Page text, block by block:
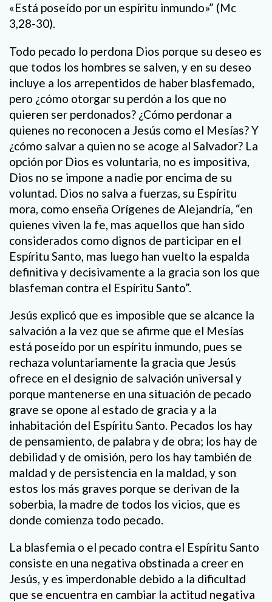
«Está poseído por un espíritu inmundo»” (Mc
3,28-30).
Todo pecado lo perdona Dios porque su deseo es
que todos los hombres se salven, y en su deseo
incluye a los arrepentidos de haber blasfemado,
pero ¿cómo otorgar su perdón a los que no
quieren ser perdonados? ¿Cómo perdonar a
quienes no reconocen a Jesús como el Mesías? Y
¿cómo salvar a quien no se acoge al Salvador? La
opción por Dios es voluntaria, no es impositiva,
Dios no se impone a nadie por encima de su
voluntad. Dios no salva a fuerzas, su Espíritu
mora, como enseña Orígenes de Alejandría, “en
quienes viven la fe, mas aquellos que han sido
considerados como dignos de participar en el
Espíritu Santo, mas luego han vuelto la espalda
definitiva y decisivamente a la gracia son los que
blasfeman contra el Espíritu Santo”.
Jesús explicó que es imposible que se alcance la
salvación a la vez que se afirme que el Mesías
está poseído por un espíritu inmundo, pues se
rechaza voluntariamente la gracia que Jesús
ofrece en el designio de salvación universal y
porque mantenerse en una situación de pecado
grave se opone al estado de gracia y a la
inhabitación del Espíritu Santo. Pecados los hay
de pensamiento, de palabra y de obra; los hay de
debilidad y de omisión, pero los hay también de
maldad y de persistencia en la maldad, y son
estos los más graves porque se derivan de la
soberbia, la madre de todos los vicios, que es
donde comienza todo pecado.
La blasfemia o el pecado contra el Espíritu Santo
consiste en una negativa obstinada a creer en
Jesús, y es imperdonable debido a la dificultad
que se encuentra en cambiar la actitud negativa